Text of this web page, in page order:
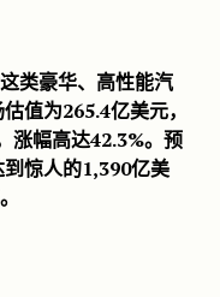
类豪华、高性能汽
值为265.4亿美元，
涨幅高达42.3%。预
惊人的1,390亿美